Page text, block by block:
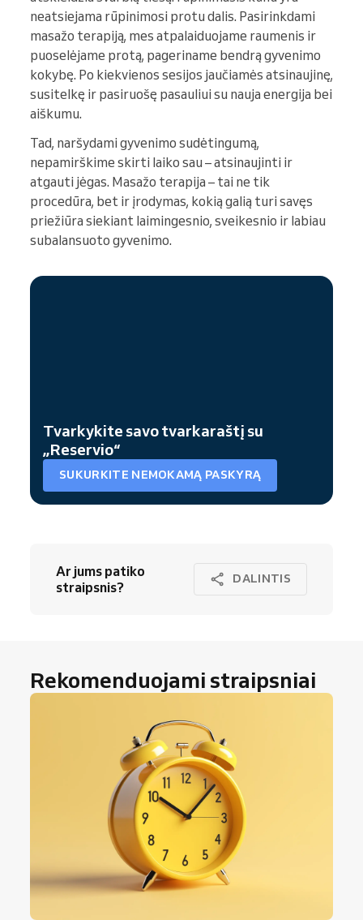
neatsiejama rūpinimosi protu dalis. Pasirinkdami
masažo terapiją, mes atpalaiduojame raumenis ir
puoselėjame protą, pageriname bendrą gyvenimo
kokybę. Po kiekvienos sesijos jaučiamės atsinaujinę,
susitelkę ir pasiruošę pasauliui su nauja energija bei
aiškumu.
Tad, naršydami gyvenimo sudėtingumą,
nepamirškime skirti laiko sau – atsinaujinti ir
atgauti jėgas. Masažo terapija – tai ne tik
procedūra, bet ir įrodymas, kokią galią turi savęs
priežiūra siekiant laimingesnio, sveikesnio ir labiau
subalansuoto gyvenimo.
Tvarkykite savo tvarkaraštį su
„Reservio“
SUKURKITE NEMOKAMĄ PASKYRĄ
Ar jums patiko
straipsnis?
DALINTIS
Rekomenduojami straipsniai